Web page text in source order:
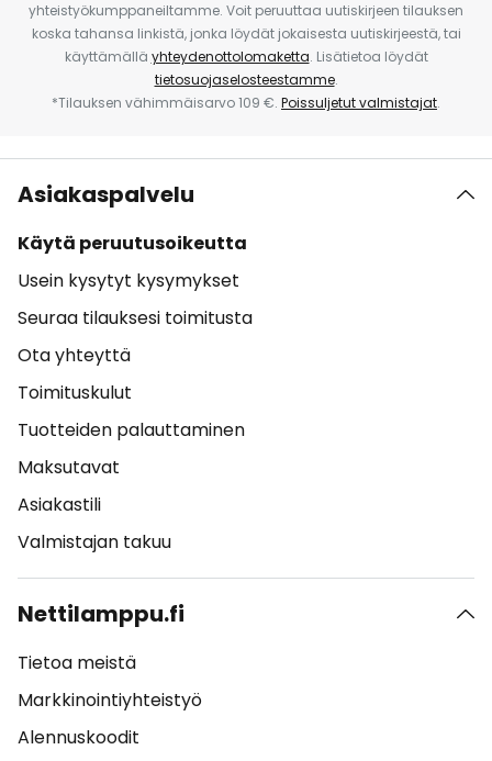
yhteistyökumppaneiltamme. Voit peruuttaa uutiskirjeen tilauksen
koska tahansa linkistä, jonka löydät jokaisesta uutiskirjeestä, tai
käyttämällä yhteydenottolomaketta. Lisätietoa löydät
tietosuojaselosteestamme.
*Tilauksen vähimmäisarvo 109 €. Poissuljetut valmistajat.
Asiakaspalvelu
Käytä peruutusoikeutta
Usein kysytyt kysymykset
Seuraa tilauksesi toimitusta
Ota yhteyttä
Toimituskulut
Tuotteiden palauttaminen
Maksutavat
Asiakastili
Valmistajan takuu
Nettilamppu.fi
Tietoa meistä
Markkinointiyhteistyö
Alennuskoodit